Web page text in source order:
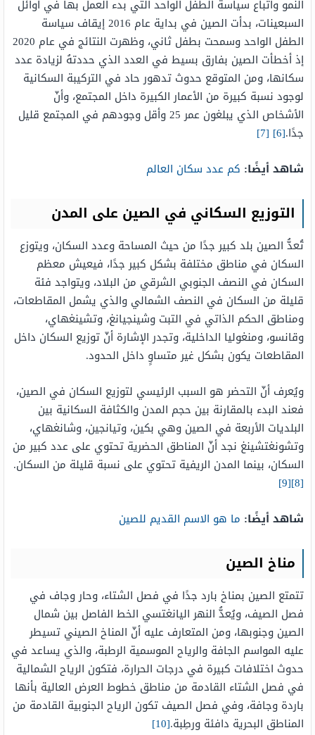
النمو واتباع سياسة الطفل الواحد التي بدء العمل بها في أوائل
السبعينات، بدأت الصين في بداية عام 2016 إيقاف سياسة
الطفل الواحد وسمحت بطفل ثاني، وظهرت النتائج في عام 2020
إذ أخطأت الصين بفارق بسيط في العدد الذي حددتهُ لزيادة عدد
سكانها، ومن المتوقع حدوث تدهور حاد في التركيبة السكانية
لوجود نسبة كبيرة من الأعمار الكبيرة داخل المجتمع، وأنّ
الأشخاص الذي يبلغون عمر 25 وأقل وجودهم في المجتمع قليل
جدًا.[6]
[7]
شاهد أيضًا: كم عدد سكان العالم
التوزيع السكاني في الصين على المدن
تُعدُّ الصين بلد كبير جدًا من حيث المساحة وعدد السكان، ويتوزع
السكان في مناطق مختلفة بشكل كبير جدًا، فيعيش معظم
السكان في النصف الجنوبي الشرقي من البلاد، ويتواجد فئة
قليلة من السكان في النصف الشمالي والذي يشمل المقاطعات،
ومناطق الحكم الذاتي في التبت وشينجيانغ، وتشينغهاي،
وقانسو، ومنغوليا الداخلية، وتجدر الإشارة أنّ توزيع السكان داخل
المقاطعات يكون بشكل غير متساوٍ داخل الحدود.
ويُعرف أنّ التحضر هو السبب الرئيسي لتوزيع السكان في الصين،
فعند البدء بالمقارنة بين حجم المدن والكثافة السكانية بين
البلديات الأربعة في الصين وهي بكين، وتيانجين، وشانغهاي،
وتشونغتشينغ نجد أنّ المناطق الحضرية تحتوي على عدد كبير من
السكان، بينما المدن الريفية تحتوي على نسبة قليلة من السكان.
[8]
[9]
شاهد أيضًا: ما هو الاسم القديم للصين
مناخ الصين
تتمتع الصين بمناخ بارد جدًا في فصل الشتاء، وحار وجاف في
فصل الصيف، ويُعدُّ النهر اليانغتسي الخط الفاصل بين شمال
الصين وجنوبها، ومن المتعارف عليه أنّ المناخ الصيني تسيطر
عليه المواسم الجافة والرياح الموسمية الرطبة، والذي يساعد في
حدوث اختلافات كبيرة في درجات الحرارة، فتكون الرياح الشمالية
في فصل الشتاء القادمة من مناطق خطوط العرض العالية بأنها
باردة وجافة، وفي فصل الصيف تكون الرياح الجنوبية القادمة من
المناطق البحرية دافئة ورطِبة.[10]